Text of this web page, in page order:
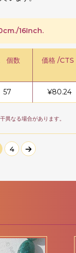
16Inch.
個数 価格 /CTS
57 ¥80.24
異なる場合があります。
4